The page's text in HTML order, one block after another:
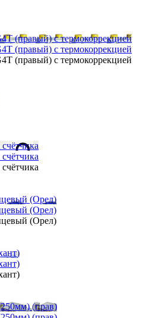
(правый) с термокоррекцией
(правый) с термокоррекцией
(правый) с термокоррекцией
(Орел)
(Орел)
(Орел)
(прав)